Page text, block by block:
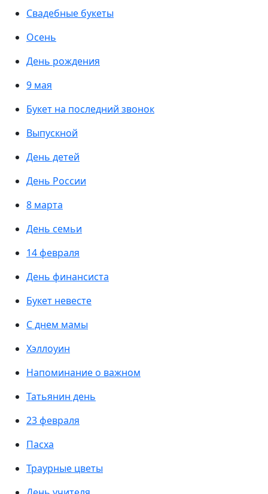
Свадебные букеты
Осень
День рождения
9 мая
Букет на последний звонок
Выпускной
День детей
День России
8 марта
День семьи
14 февраля
День финансиста
Букет невесте
С днем мамы
Хэллоуин
Напоминание о важном
Татьянин день
23 февраля
Пасха
Траурные цветы